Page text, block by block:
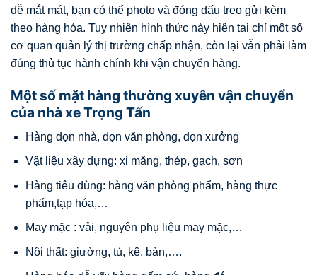
dễ mắt mát, bạn có thể photo và đóng dấu treo gửi kèm
theo hàng hóa. Tuy nhiên hình thức này hiện tại chỉ một số
cơ quan quản lý thị trường chấp nhận, còn lại vẫn phải làm
đúng thủ tục hành chính khi vận chuyển hàng.
Một số mặt hàng thường xuyên vận chuyển
của nhà xe Trọng Tấn
Hàng dọn nhà, dọn văn phòng, dọn xưởng
Vật liệu xây dựng: xi măng, thép, gạch, sơn
Hàng tiêu dùng: hàng văn phòng phẩm, hàng thực
phẩm,tạp hóa,…
May mặc : vải, nguyên phụ liệu may mặc,…
Nội thất: giường, tủ, kệ, bàn,….